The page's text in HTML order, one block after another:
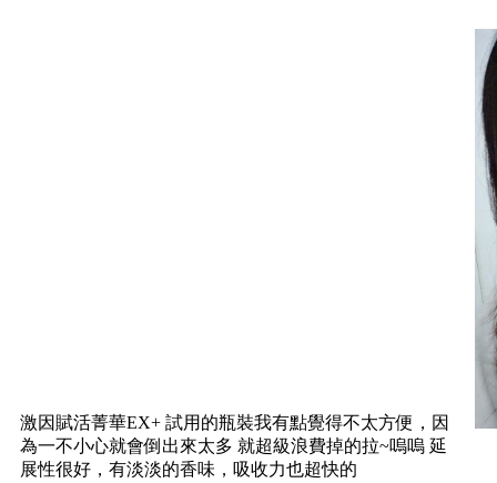
激因賦活菁華EX+ 試用的瓶裝我有點覺得不太方便，因
為一不小心就會倒出來太多 就超級浪費掉的拉~嗚嗚 延
展性很好，有淡淡的香味，吸收力也超快的